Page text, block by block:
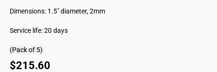
Dimensions: 1.5″ diameter, 2mm
Service life: 20 days
(Pack of 5)
$215.60